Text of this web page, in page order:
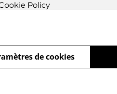
Policy
de cookies